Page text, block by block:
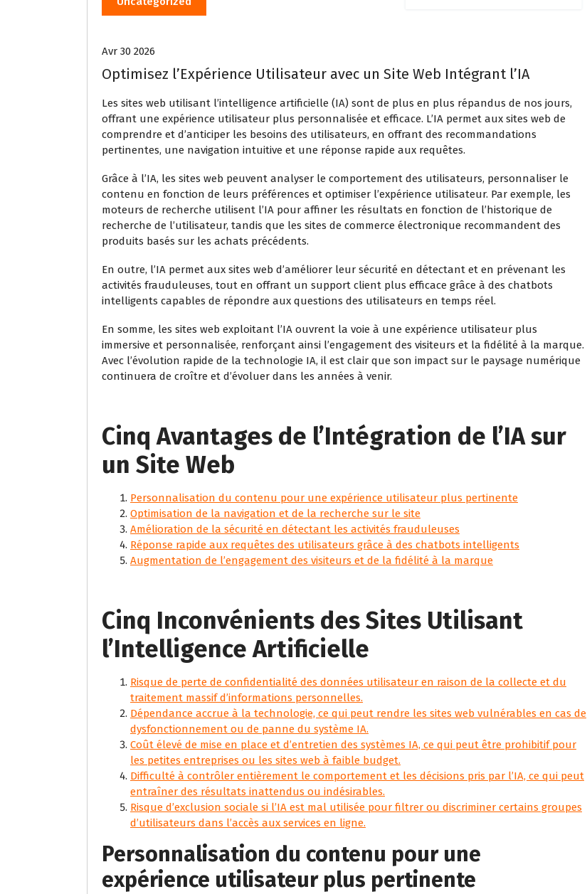
Avr 30 2026
Optimisez l’Expérience Utilisateur avec un Site Web Intégrant l’IA
Les sites web utilisant l’intelligence artificielle (IA) sont de plus en plus répandus de nos jours,
offrant une expérience utilisateur plus personnalisée et efficace. L’IA permet aux sites web de
comprendre et d’anticiper les besoins des utilisateurs, en offrant des recommandations
pertinentes, une navigation intuitive et une réponse rapide aux requêtes.
Grâce à l’IA, les sites web peuvent analyser le comportement des utilisateurs, personnaliser le
contenu en fonction de leurs préférences et optimiser l’expérience utilisateur. Par exemple, les
moteurs de recherche utilisent l’IA pour affiner les résultats en fonction de l’historique de
recherche de l’utilisateur, tandis que les sites de commerce électronique recommandent des
produits basés sur les achats précédents.
En outre, l’IA permet aux sites web d’améliorer leur sécurité en détectant et en prévenant les
activités frauduleuses, tout en offrant un support client plus efficace grâce à des chatbots
intelligents capables de répondre aux questions des utilisateurs en temps réel.
En somme, les sites web exploitant l’IA ouvrent la voie à une expérience utilisateur plus
immersive et personnalisée, renforçant ainsi l’engagement des visiteurs et la fidélité à la marque.
Avec l’évolution rapide de la technologie IA, il est clair que son impact sur le paysage numérique
continuera de croître et d’évoluer dans les années à venir.
Cinq Avantages de l’Intégration de l’IA sur
un Site Web
Personnalisation du contenu pour une expérience utilisateur plus pertinente
Optimisation de la navigation et de la recherche sur le site
Amélioration de la sécurité en détectant les activités frauduleuses
Réponse rapide aux requêtes des utilisateurs grâce à des chatbots intelligents
Augmentation de l’engagement des visiteurs et de la fidélité à la marque
Cinq Inconvénients des Sites Utilisant
l’Intelligence Artificielle
Risque de perte de confidentialité des données utilisateur en raison de la collecte et du
traitement massif d’informations personnelles.
Dépendance accrue à la technologie, ce qui peut rendre les sites web vulnérables en cas de
dysfonctionnement ou de panne du système IA.
Coût élevé de mise en place et d’entretien des systèmes IA, ce qui peut être prohibitif pour
les petites entreprises ou les sites web à faible budget.
Difficulté à contrôler entièrement le comportement et les décisions pris par l’IA, ce qui peut
entraîner des résultats inattendus ou indésirables.
Risque d’exclusion sociale si l’IA est mal utilisée pour filtrer ou discriminer certains groupes
d’utilisateurs dans l’accès aux services en ligne.
Personnalisation du contenu pour une
expérience utilisateur plus pertinente